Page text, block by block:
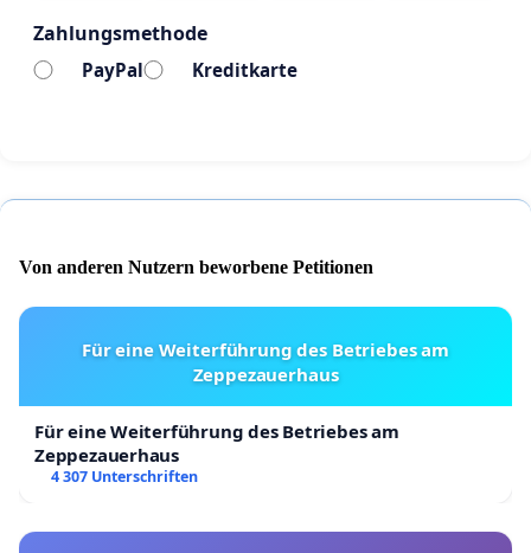
Musterbrief Englisch
Zahlungsmethode
PayPal Kreditkarte
Von anderen Nutzern beworbene Petitionen
Für eine Weiterführung des Betriebes am
Zeppezauerhaus
Für eine Weiterführung des Betriebes am
Zeppezauerhaus
4 307 Unterschriften